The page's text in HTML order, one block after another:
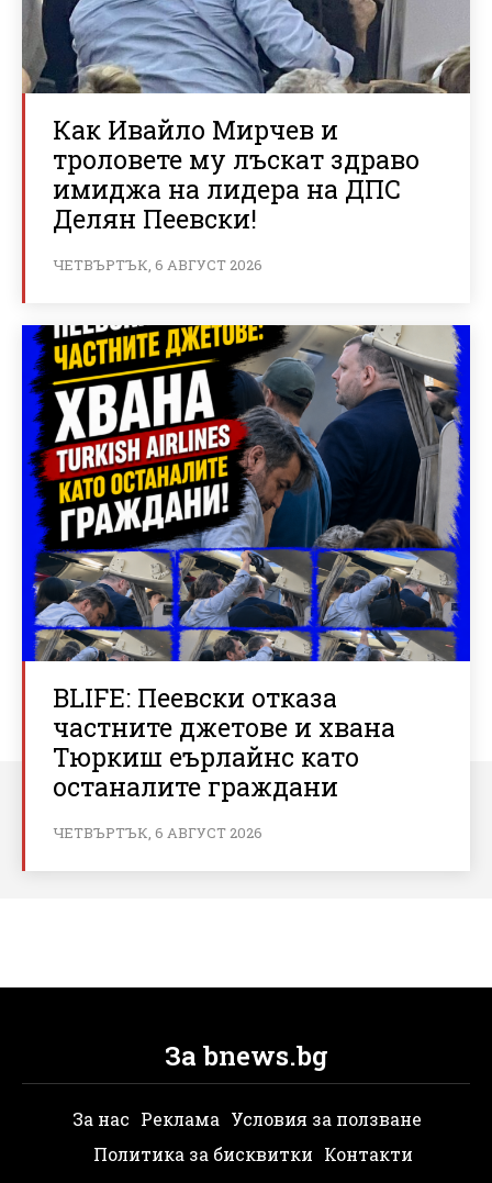
Как Ивайло Мирчев и
троловете му лъскат здраво
имиджа на лидера на ДПС
Делян Пеевски!
ЧЕТВЪРТЪК, 6 АВГУСТ 2026
BLIFE: Пеевски отказа
частните джетове и хвана
Тюркиш еърлайнс като
останалите граждани
ЧЕТВЪРТЪК, 6 АВГУСТ 2026
За bnews.bg
За нас Реклама Условия за ползване
Политика за бисквитки Контакти